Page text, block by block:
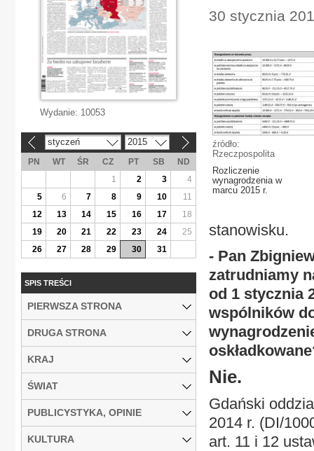
30 stycznia
źródło:
Rzeczpospolita
Rozliczenie
wynagrodzenia w
marcu 2015 r.
stanowisku.
- Pan
zatrudniamy
od 1 stycznia
wspólników
Nie.
Gdański
2014 r. (DI/
art. 11 i 12
Wydanie: 10053
styczeń 2015
PN WT ŚR CZ PT SB
ND
1
2 3
4
5
6 7 8 9 10
11
12
13 14 15 16 17
18
19
20 21 22 23 24
25
26
27 28 29 30 31
SPIS TREŚCI
PIERWSZA STRONA
DRUGA STRONA
KRAJ
ŚWIAT
PUBLICYSTYKA, OPINIE
KULTURA